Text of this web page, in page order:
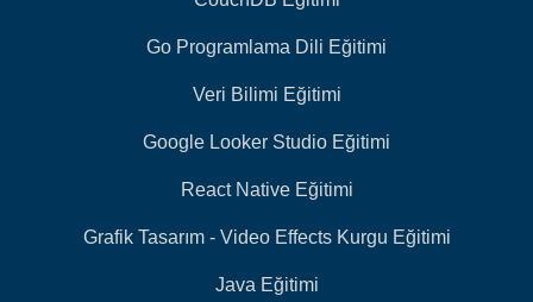
Go Programlama Dili Eğitimi
Veri Bilimi Eğitimi
Google Looker Studio Eğitimi
React Native Eğitimi
Grafik Tasarım - Video Effects Kurgu Eğitimi
Java Eğitimi